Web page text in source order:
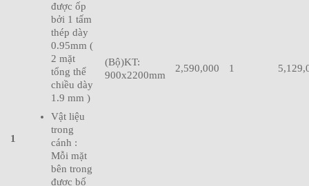
1
được ốp
bởi 1 tấm
thép dày
0.95mm (
2 mặt
tổng thể
chiều dày
1.9 mm )
Vật liệu
trong
cánh :
Mỗi mặt
bên trong
được bố
(Bộ)KT:
900x2200mm
2,590,000 1